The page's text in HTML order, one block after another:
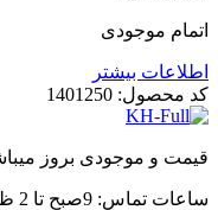
اتمام موجودی
اطلاعات بیشتر
کد محصول: 1401250
قیمت و موجودی بروز
ساعات تماس: 9صبح تا 2 ظهر